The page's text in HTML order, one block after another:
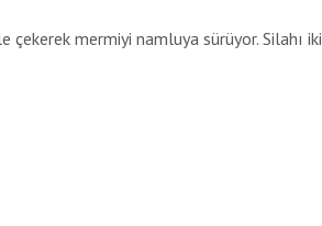
çekerek mermiyi namluya sürüyor. Silahı iki